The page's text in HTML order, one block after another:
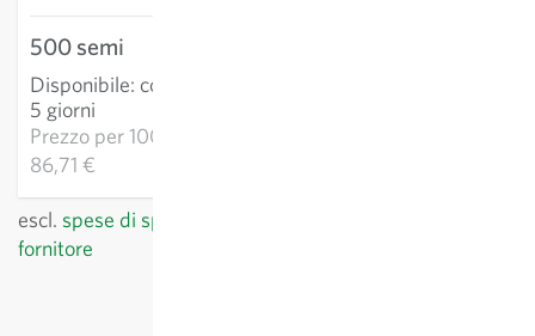
500 semi
Disponibile: consegna 3-
5 giorni
Prezzo per1000k:
86,71 €
escl. spese di spedizione
fornitore